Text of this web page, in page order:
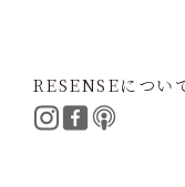
RESENSEについ
Home BMW